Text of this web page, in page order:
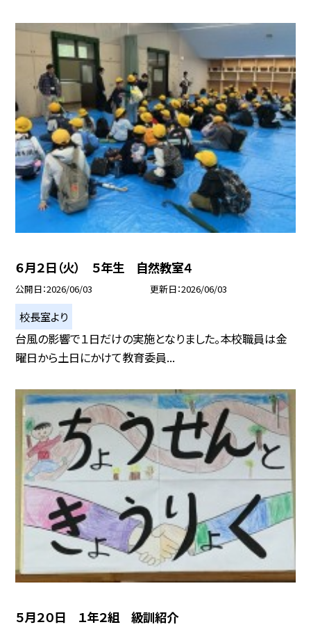
６月２日（火） ５年生 自然教室４
公開日 2026/06/03 更新日 2026/06/03
校長室より
台風の影響で１日だけの実施となりました。本校職員は金
曜日から土日にかけて教育委員...
５月２０日 １年２組 級訓紹介